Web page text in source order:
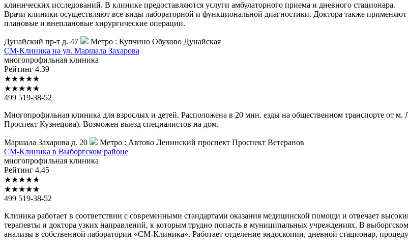
клинических исследований. В клинике предоставляются услуги амбулаторного приема и дневного стационара.
Врачи клиники осуществляют все виды лабораторной и функциональной диагностики. Доктора также
плановые и внеплановые хирургические операции.
Дунайский пр-т д. 47 Метро : Купчино Обухово Дунайская
СМ-Клиника на ул. Маршала Захарова
многопрофильная клиника
Рейтинг 4.39
★★★★★
★★★★★
499 519-38-52
Многопрофильная клиника для взрослых и детей. Расположена в 20 мин. езды на общественном транспорте от
Проспект Кузнецова). Возможен выезд специалистов на дом.
Маршала Захарова д. 20 Метро : Автово Ленинский проспект Проспект Ветеранов
СМ-Клиника в Выборгском районе
многопрофильная клиника
Рейтинг 4.45
★★★★★
★★★★★
499 519-38-52
Клиника работает в соответствии с современными стандартами оказания медицинской помощи и отвечает
терапевты и доктора узких направлений, к которым трудно попасть в муниципальных учреждениях. В
анализы в собственной лаборатории «СМ-Клиника». Работает отделение эндоскопии, дневной стационар,